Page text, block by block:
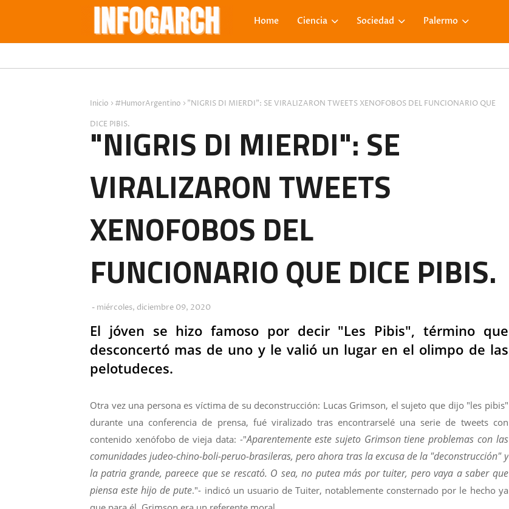
Home Ciencia Sociedad Palermo
Inicio #HumorArgentino
"NIGRIS DI MIERDI": SE VIRALIZARON TWEETS XENOFOBOS DEL FUNCIONARIO QUE
DICE PIBIS.
"NIGRIS DI MIERDI": SE
VIRALIZARON TWEETS
XENOFOBOS DEL
FUNCIONARIO QUE DICE PIBIS.
miércoles, diciembre 09, 2020
El jóven se hizo famoso por decir "Les Pibis", término que
desconcertó mas de uno y le valió un lugar en el olimpo de las
pelotudeces.
Otra vez una persona es víctima de su deconstrucción: Lucas Grimson, el sujeto que dijo "les pibis"
durante una conferencia de prensa, fué viralizado tras encontrarselé una serie de tweets con
contenido xenófobo de vieja data: -"Aparentemente este sujeto Grimson tiene problemas con las
comunidades judeo-chino-boli-peruo-brasileras, pero ahora tras la excusa de la "deconstrucción" y
la patria grande, pareece que se rescató. O sea, no putea más por tuiter, pero vaya a saber que
piensa este hijo de pute."- indicó un usuario de Tuiter, notablemente consternado por le hecho ya